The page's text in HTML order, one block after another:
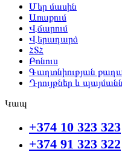
Մեր մասին
Առաքում
Վճարում
Վերադարձ
ՀՏՀ
Բոնուս
Գաղտնիության
Դրույթներ և
Կապ
+374 10 323 323
+374 91 323 322